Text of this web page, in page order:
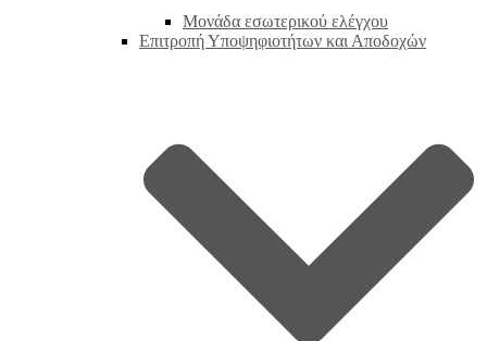
Μονάδα εσωτερικού ελέγχου
Επιτροπή Υποψηφιοτήτων και Αποδοχών